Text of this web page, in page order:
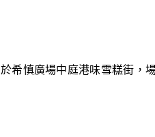
希慎廣場中庭港味雪糕街，